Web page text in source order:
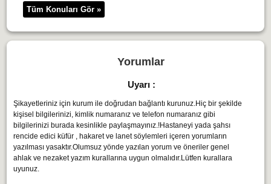
Tüm Konuları Gör »
Yorumlar
Uyarı :
Şikayetleriniz için kurum ile doğrudan bağlantı kurunuz.Hiç bir şekilde
kişisel bilgilerinizi, kimlik numaranız ve telefon numaranız gibi
bilgilerinizi burada kesinlikle paylaşmayınız.!Hastaneyi yada şahsı
rencide edici küfür , hakaret ve lanet söylemleri içeren yorumların
yazılması yasaktır.Olumsuz yönde yazılan yorum ve öneriler genel
ahlak ve nezaket yazım kurallarına uygun olmalıdır.Lütfen kurallara
uyunuz.